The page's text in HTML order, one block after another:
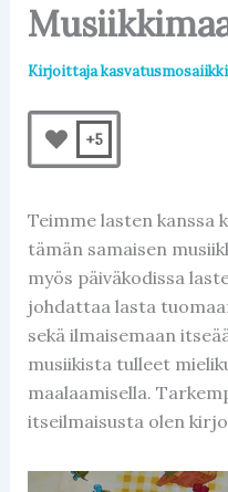
Kirjoittajakasvatusmosaiikki
+5
Teimme lasten kanssa
tämän samaisen
myös päiväkodissa
johdattaa lasta
sekä ilmaisemaan
musiikista tulleet
maalaamisella.
itseilmaisusta olen